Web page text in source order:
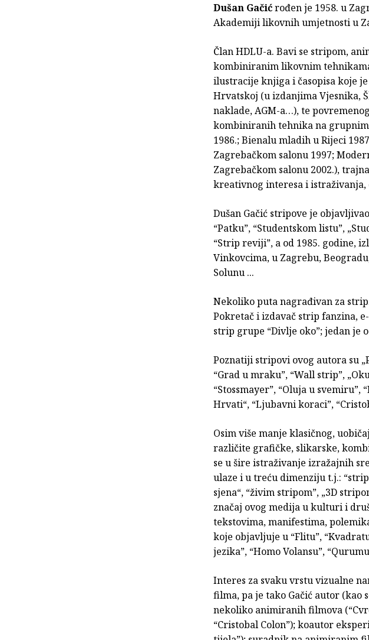
Dušan Gačićrođen je 1958. u
Akademiji likovnih umjetnosti u
Član HDLU-a. Bavi se stripom,
kombiniranim likovnim
ilustracije knjiga i časopisa koje
Hrvatskoj (u izdanjima Vjesnika,
naklade, AGM-a…), te
kombiniranih tehnika na
1986.; Bienalu mladih u Rijeci
Zagrebačkom salonu 1997;
Zagrebačkom salonu 2002.),
kreativnog interesa i istraživanja,
Dušan Gačić stripove je
“Patku”, “Studentskom listu”,
“Strip reviji”, a od 1985. godine,
Vinkovcima, u Zagrebu,
Solunu ...
Nekoliko puta nagrađivan za
Pokretač i izdavač strip fanzina,
strip grupe “Divlje oko”; jedan je
Poznatiji stripovi ovog autora su
“Grad u mraku”, “Wall strip”,
“Stossmayer”, “Oluja u
Hrvati“, “Ljubavni koraci”,
Osim više manje klasičnog,
različite grafičke, slikarske,
se u šire istraživanje izražajnih
ulaze i u treću dimenziju t.j.:
sjena“, “živim stripom”, „3D
značaj ovog medija u kulturi i
tekstovima, manifestima,
koje objavljuje u “Flitu”,
jezika”, “Homo Volansu”,
Interes za svaku vrstu vizualne
filma, pa je tako Gačić autor (kao
nekoliko animiranih filmova
“Cristobal Colon”); koautor